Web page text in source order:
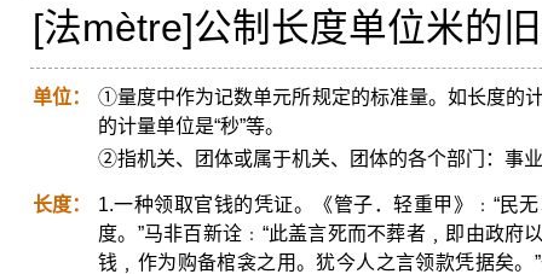
[法mètre]公制长度单位米的
单位：
①量度中作为记数单元所规定的标准量。如长度的
的计量单位是“秒”等。
②指机关、团体或属于机关、团体的各个部门：事
长度：
1.一种领取官钱的凭证。《管子．轻重甲》﹕“民
度。”马非百新诠﹕“此盖言死而不葬者﹐即由政
钱﹐作为购备棺衾之用。犹今人之言领款凭据矣